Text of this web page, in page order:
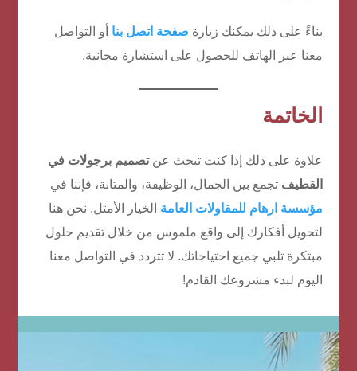
بناءً على ذلك يمكنك زيارة صفحة اتصل بنا أو التواصل
معنا عبر الهاتف للحصول على استشارة مجانية.
الخاتمة
علاوة على ذلك إذا كنت تبحث عنتصميم برجولات في
القطيف تجمع بين الجمال، الوظيفة، والمتانة، فإننا في
مؤسسة ارهام للمقاولات العامة الخيار الأمثل. نحن هنا
لتحويل أفكارك إلى واقع ملموس من خلال تقديم حلول
مبتكرة تلبي جميع احتياجاتك. لا تتردد في التواصل معنا
اليوم لبدء مشروعك القادم!